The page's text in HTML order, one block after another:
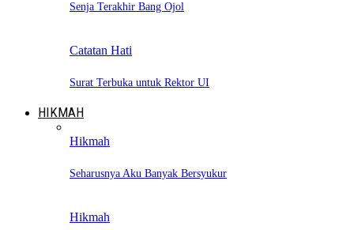
Senja Terakhir Bang Ojol
Catatan Hati
Surat Terbuka untuk Rektor UI
HIKMAH
Hikmah
Seharusnya Aku Banyak Bersyukur
Hikmah